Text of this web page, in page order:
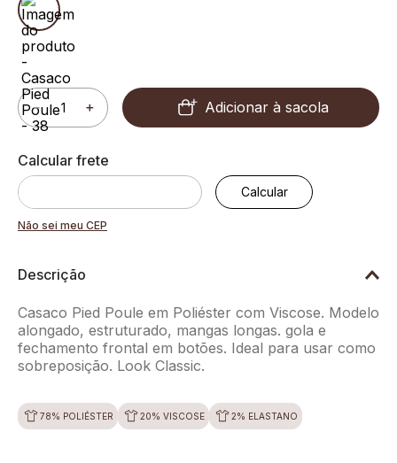
＋
－ Adicionar à sacola
Não sei meu CEP
Descrição
Casaco Pied Poule em Poliéster com Viscose. Modelo
alongado, estruturado, mangas longas. gola e
fechamento frontal em botões. Ideal para usar como
sobreposição. Look Classic.
78% POLIÉSTER 20% VISCOSE 2% ELASTANO